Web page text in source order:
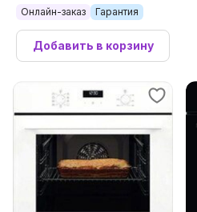
Онлайн-заказ Гарантия
Добавить в корзину